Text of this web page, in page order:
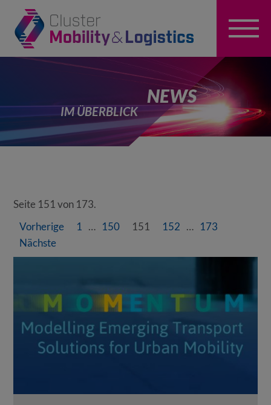
NEWS
IM ÜBERBLICK
Seite 151 von 173.
Vorherige
1 … 150 151 152 … 173
Nächste